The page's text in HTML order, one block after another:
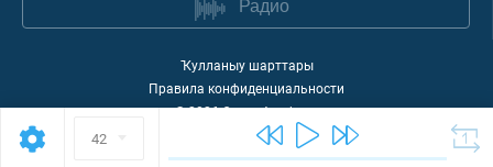
42
Радио
Ҡулланыу шарттары
Правила конфиденциальности
©2026Quran Academy